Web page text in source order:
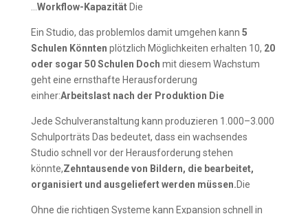
Workflow-KapazitätDie
Ein Studio, das problemlos damit umgehen kann 5
Schulen Könnten plötzlich Möglichkeiten erhalten 10, 20
oder sogar 50 Schulen Doch mit diesem Wachstum
geht eine ernsthafte Herausforderung
einher:Arbeitslast nach der Produktion Die
Jede Schulveranstaltung kann produzieren 1.000–3.000
Schulporträts Das bedeutet, dass ein wachsendes
Studio schnell vor der Herausforderung stehen
könnte,Zehntausende von Bildern, die bearbeitet,
organisiert und ausgeliefert werden müssen.Die
Ohne die richtigen Systeme kann Expansion schnell in